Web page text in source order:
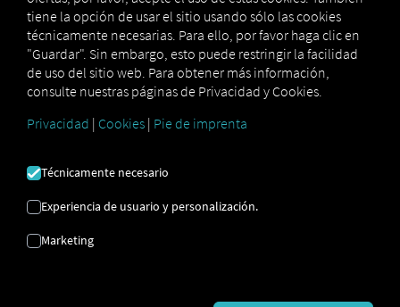
IDEM
INCORPORACIÓN
Instrucciones paso a paso para
para conectar.
tiene la opción de usar el sitio usando sólo las cookies
técnicamente necesarias. Para ello, por favor haga clic en
"Guardar". Sin embargo, esto puede restringir la facilidad
de uso del sitio web. Para obtener más información,
consulte nuestras páginas de Privacidad y Cookies.
Privacidad | Cookies | Pie de imprenta
Técnicamente necesario
Experiencia de usuario y personalización.
Marketing